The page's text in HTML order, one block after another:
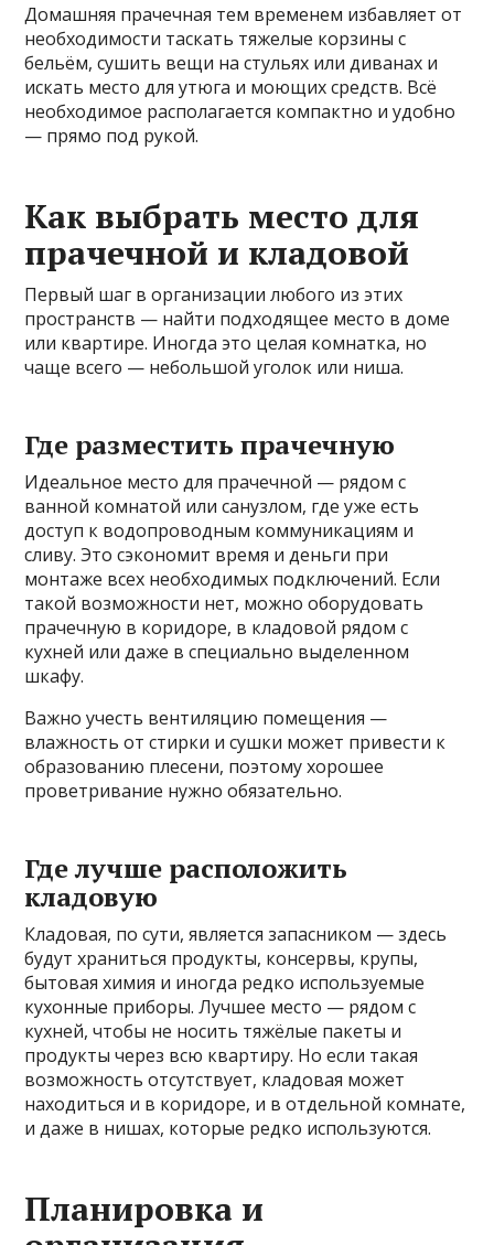
Домашняя прачечная тем временем избавляет от
необходимости таскать тяжелые корзины с
бельём, сушить вещи на стульях или диванах и
искать место для утюга и моющих средств. Всё
необходимое располагается компактно и удобно
— прямо под рукой.
Как выбрать место для
прачечной и кладовой
Первый шаг в организации любого из этих
пространств — найти подходящее место в доме
или квартире. Иногда это целая комнатка, но
чаще всего — небольшой уголок или ниша.
Где разместить прачечную
Идеальное место для прачечной — рядом с
ванной комнатой или санузлом, где уже есть
доступ к водопроводным коммуникациям и
сливу. Это сэкономит время и деньги при
монтаже всех необходимых подключений. Если
такой возможности нет, можно оборудовать
прачечную в коридоре, в кладовой рядом с
кухней или даже в специально выделенном
шкафу.
Важно учесть вентиляцию помещения —
влажность от стирки и сушки может привести к
образованию плесени, поэтому хорошее
проветривание нужно обязательно.
Где лучше расположить
кладовую
Кладовая, по сути, является запасником — здесь
будут храниться продукты, консервы, крупы,
бытовая химия и иногда редко используемые
кухонные приборы. Лучшее место — рядом с
кухней, чтобы не носить тяжёлые пакеты и
продукты через всю квартиру. Но если такая
возможность отсутствует, кладовая может
находиться и в коридоре, и в отдельной комнате,
и даже в нишах, которые редко используются.
Планировка и